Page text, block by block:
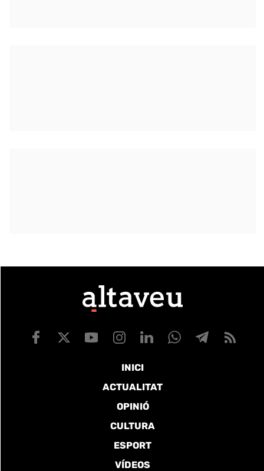
INICI
ACTUALITAT
OPINIÓ
CULTURA
ESPORT
VÍDEOS